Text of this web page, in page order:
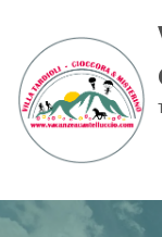
Vai
al
contenuto